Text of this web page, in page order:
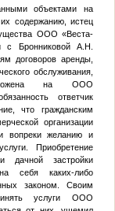
объектами на
содержанию, истец
ООО «Веста-
Бронниковой А.Н.
договоров аренды,
обслуживания,
на ООО
ответчик
что гражданским
организации
вопреки желанию и
Приобретение
дачной застройки
себя каких-либо
законом. Своим
услуги ООО